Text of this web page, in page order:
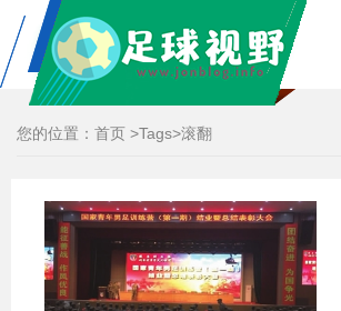
您的位置： 首页 >Tags>滚翻